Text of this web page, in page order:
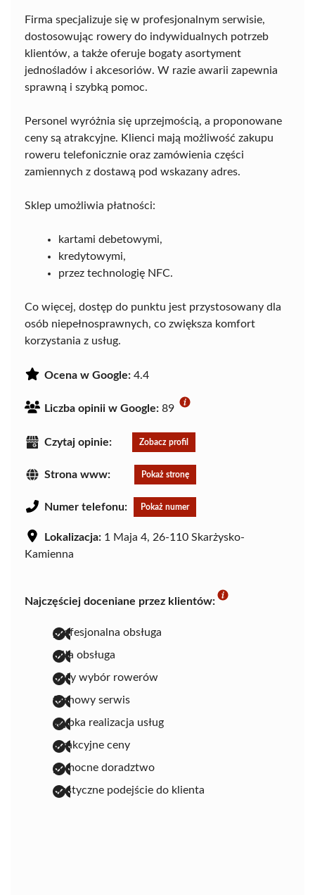
Firma specjalizuje się w profesjonalnym serwisie,
dostosowując rowery do indywidualnych potrzeb
klientów, a także oferuje bogaty asortyment
jednośladów i akcesoriów. W razie awarii zapewnia
sprawną i szybką pomoc.
Personel wyróżnia się uprzejmością, a proponowane
ceny są atrakcyjne. Klienci mają możliwość zakupu
roweru telefonicznie oraz zamówienia części
zamiennych z dostawą pod wskazany adres.
Sklep umożliwia płatności:
kartami debetowymi,
kredytowymi,
przez technologię NFC.
Co więcej, dostęp do punktu jest przystosowany dla
osób niepełnosprawnych, co zwiększa komfort
korzystania z usług.
Ocena w Google: 4.4
Liczba opinii w Google: 89
Czytaj opinie: Zobacz profil
Strona www: Pokaż stronę
Numer telefonu: Pokaż numer
Lokalizacja: 1 Maja 4, 26-110 Skarżysko-
Kamienna
Najczęściej doceniane przez klientów:
profesjonalna obsługa
miła obsługa
duży wybór rowerów
fachowy serwis
szybka realizacja usług
atrakcyjne ceny
pomocne doradztwo
elastyczne podejście do klienta